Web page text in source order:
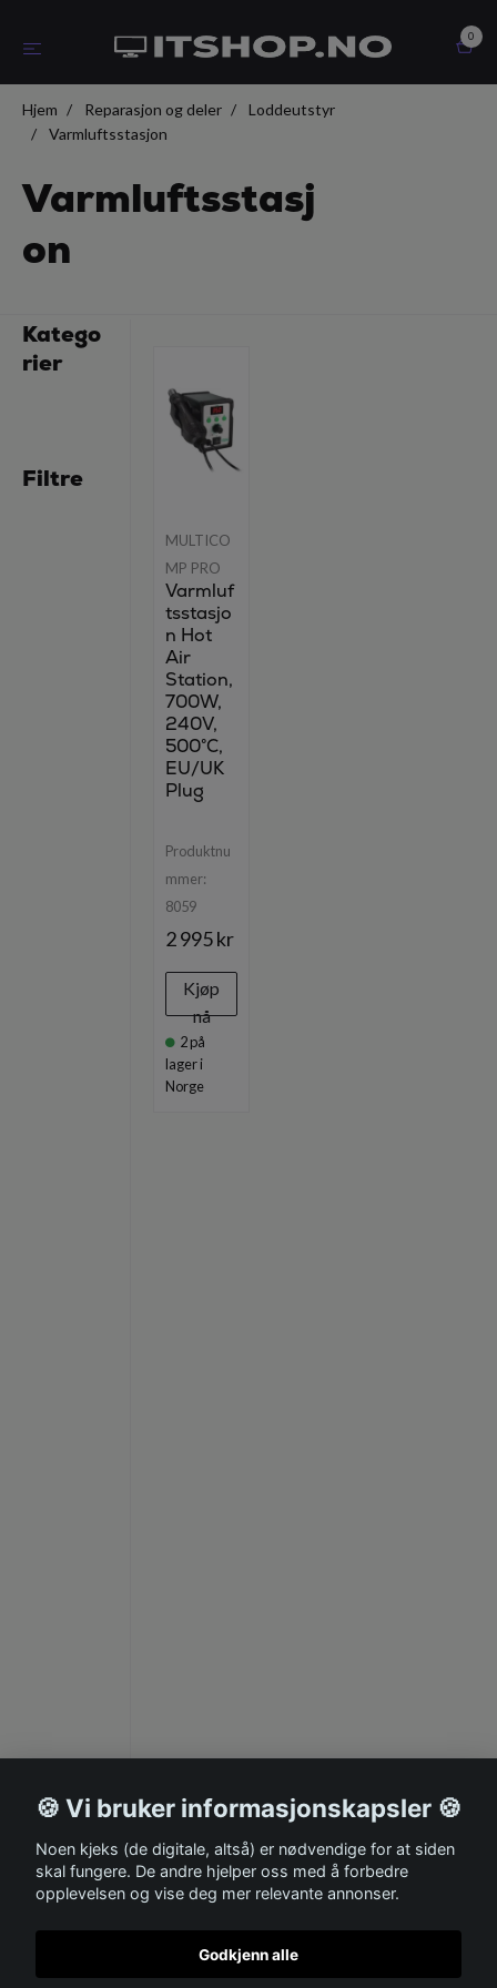
0
Hjem Reparasjon og deler
Loddeutstyr
Varmluftsstasjon
Varmluftsstasj
on
Katego
rier
Filtre
MULTICO
MP PRO
Varmluf
tsstasjo
n Hot
Air
Station,
700W,
240V,
500°C,
EU/UK
Plug
Produktnu
mmer:
8059
2 995 kr
Kjøp
nå
2på
lager i
Norge
🍪 Vi bruker informasjonskapsler 🍪
Noen kjeks (de digitale, altså) er nødvendige for at siden
skal fungere. De andre hjelper oss med å forbedre
opplevelsen og vise deg mer relevante annonser.
Godkjenn alle